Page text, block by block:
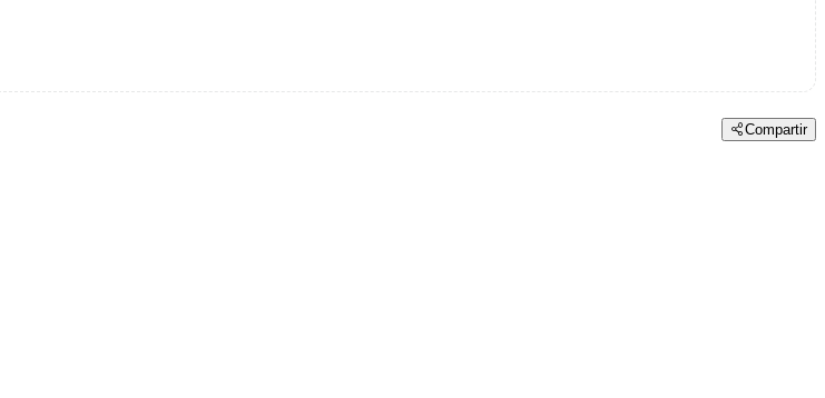
Compartir